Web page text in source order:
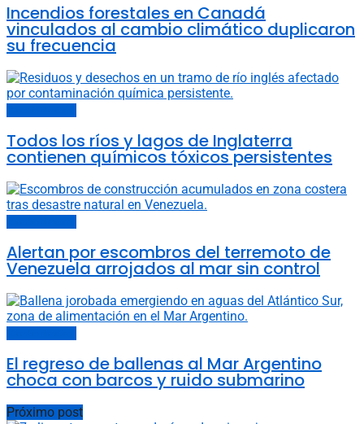
Incendios forestales en Canadá
vinculados al cambio climático duplicaron
su frecuencia
Todos los ríos y lagos de Inglaterra
contienen químicos tóxicos persistentes
Alertan por escombros del terremoto de
Venezuela arrojados al mar sin control
El regreso de ballenas al Mar Argentino
choca con barcos y ruido submarino
Próximo post